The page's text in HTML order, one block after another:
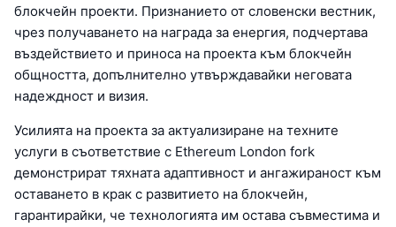
блокчейн проекти. Признанието от словенски вестник,
чрез получаването на награда за енергия, подчертава
въздействието и приноса на проекта към блокчейн
общността, допълнително утвърждавайки неговата
надеждност и визия.
Усилията на проекта за актуализиране на техните
услуги в съответствие с Ethereum London fork
демонстрират тяхната адаптивност и ангажираност към
оставането в крак с развитието на блокчейн,
гарантирайки, че технологията им остава съвместима и